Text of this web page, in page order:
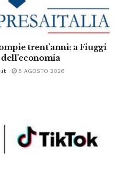
trent’anni: a Fiuggi
5 AGOSTO 2026